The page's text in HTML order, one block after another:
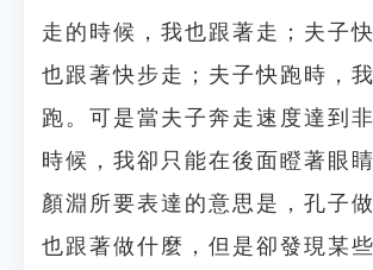
走的時候，我也跟著走；夫子
也跟著快步走；夫子快跑時，
跑。可是當夫子奔走速度達到
時候，我卻只能在後面瞪著眼睛
顏淵所要表達的意思是，孔子
也跟著做什麼，但是卻發現某